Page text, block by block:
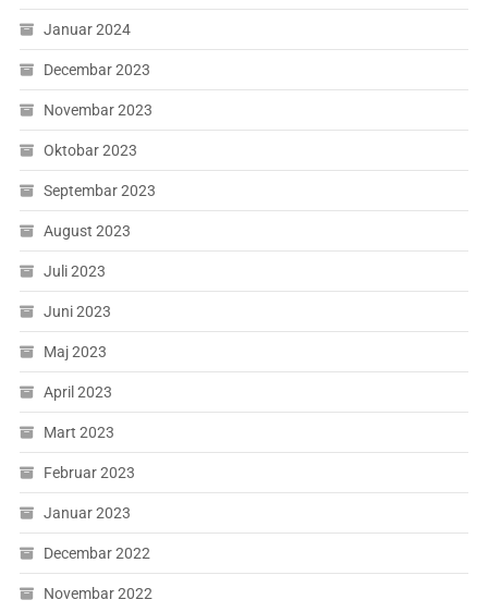
Januar 2024
Decembar 2023
Novembar 2023
Oktobar 2023
Septembar 2023
August 2023
Juli 2023
Juni 2023
Maj 2023
April 2023
Mart 2023
Februar 2023
Januar 2023
Decembar 2022
Novembar 2022